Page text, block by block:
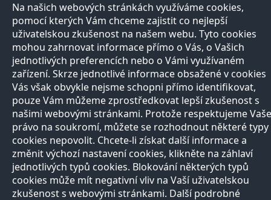
Na našich webových stránkách využíváme cookies,
pomocí kterých Vám chceme zajistit co nejlepší
uživatelskou zkušenost na našem webu. Tyto cookies
mohou zahrnovat informace přímo o Vás, o Vašich
jednotlivých preferencích nebo o Vámi využívaném
zařízení. Skrze jednotlivé informace obsažené v cookies
Vás však obvykle nejsme schopni přímo identifikovat,
pouze Vám můžeme zprostředkovat lepší zkušenost s
našimi webovými stránkami. Protože respektujeme Vaše
právo na soukromí, můžete se rozhodnout některé typy
cookies nepovolit. Chcete-li získat další informace a
změnit výchozí nastavení cookies, klikněte na záhlaví
jednotlivých typů cookies. Blokování některých typů
cookies může mít negativní vliv na Vaší uživatelskou
zkušenost s webovými stránkami. Další podrobné